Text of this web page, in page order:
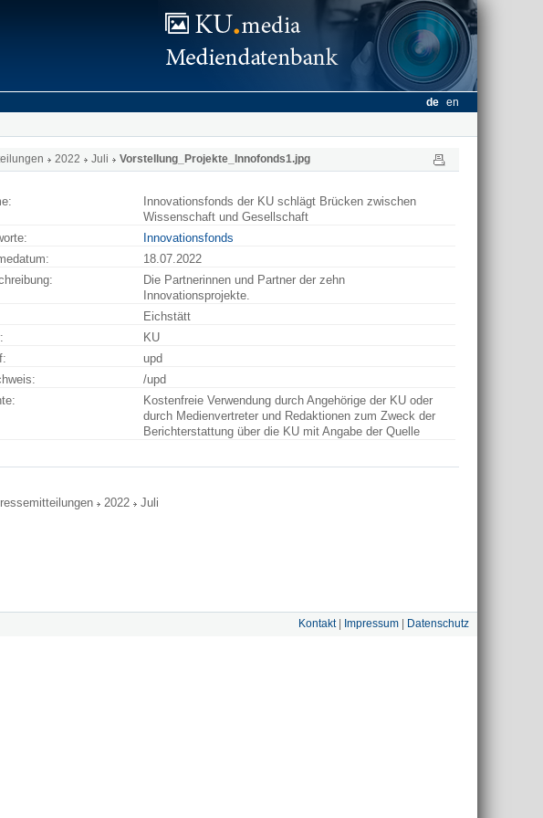
de en
2022 Juli Vorstellung_Projekte_Innofonds1.jpg
Innovationsfonds der KU schlägt Brücken zwischen
Wissenschaft und Gesellschaft
Innovationsfonds
18.07.2022
Die Partnerinnen und Partner der zehn
Innovationsprojekte.
Eichstätt
KU
upd
/upd
Kostenfreie Verwendung durch Angehörige der KU oder
durch Medienvertreter und Redaktionen zum Zweck der
Berichterstattung über die KU mit Angabe der Quelle
2022 Juli
Kontakt| Impressum Datenschutz